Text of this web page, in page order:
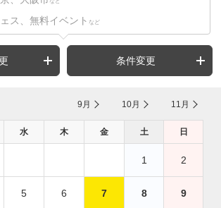
ス、無料イベント など
条件変更
9月 10月 11月
水 木 金 土 日
1 2
5 6 7 8 9